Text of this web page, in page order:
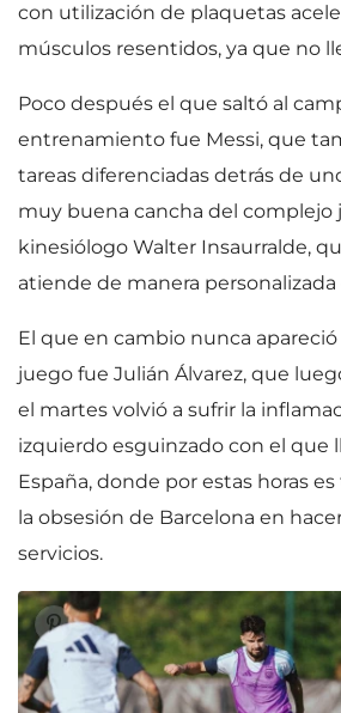
con utilización de plaquetas
músculos resentidos, ya que no
Poco después el que saltó al
entrenamiento fue Messi, que
tareas diferenciadas detrás de
muy buena cancha del complejo
kinesiólogo Walter Insaurralde,
atiende de manera
El que en cambio nunca
juego fue Julián Álvarez, que
el martes volvió a sufrir la
izquierdo esguinzado con el que
España, donde por estas horas
la obsesión de Barcelona en
servicios.